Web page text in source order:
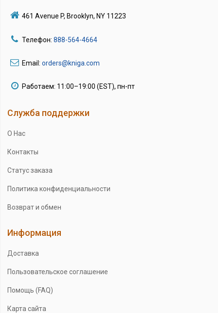
461 Avenue P, Brooklyn, NY 11223
Телефон: 888-564-4664
Email: orders@kniga.com
Работаем: 11:00–19:00 (EST), пн-пт
Служба поддержки
О Нас
Контакты
Статус заказа
Политика конфиденциальности
Возврат и обмен
Информация
Доставка
Пользовательское соглашение
Помощь (FAQ)
Карта сайта